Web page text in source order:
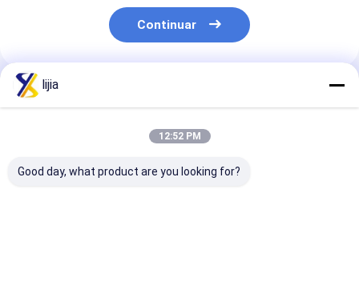
Continuar
Productos Recomendados
lijia
12:52 PM
Good day, what product are you looking for?